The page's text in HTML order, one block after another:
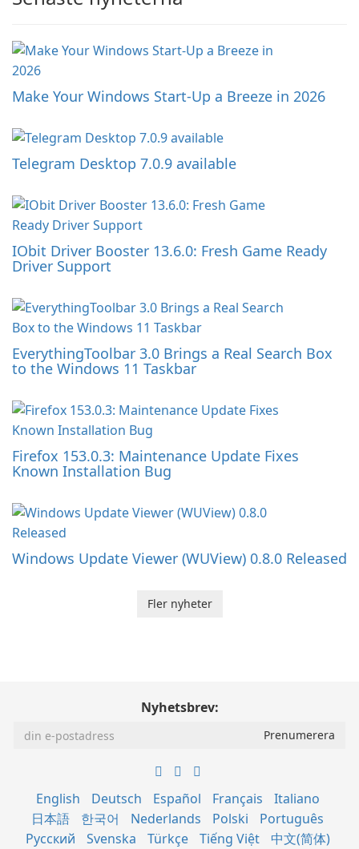
Make Your Windows Start-Up a Breeze in 2026
Telegram Desktop 7.0.9 available
IObit Driver Booster 13.6.0: Fresh Game Ready
Driver Support
EverythingToolbar 3.0 Brings a Real Search Box
to the Windows 11 Taskbar
Firefox 153.0.3: Maintenance Update Fixes
Known Installation Bug
Windows Update Viewer (WUView) 0.8.0 Released
Fler nyheter
Nyhetsbrev:
English Deutsch Español Français
Italiano
日本語
한국어 Nederlands Polski
Português
Русский
Svenska Türkçe Tiếng Việt
中文(简体)